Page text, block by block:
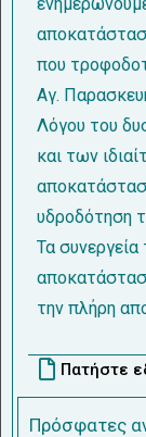
που
Αγ.
Λόγου του
και των
υδροδότηση
Τα
την πλήρη
Πατήστε
Πρόσφατες